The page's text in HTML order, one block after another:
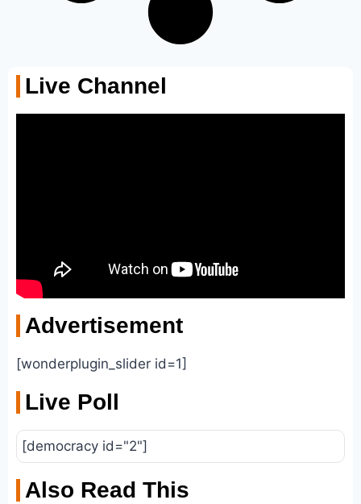
Live Channel
Advertisement
[wonderplugin_slider id=1]
Live Poll
[democracy id="2"]
Also Read This